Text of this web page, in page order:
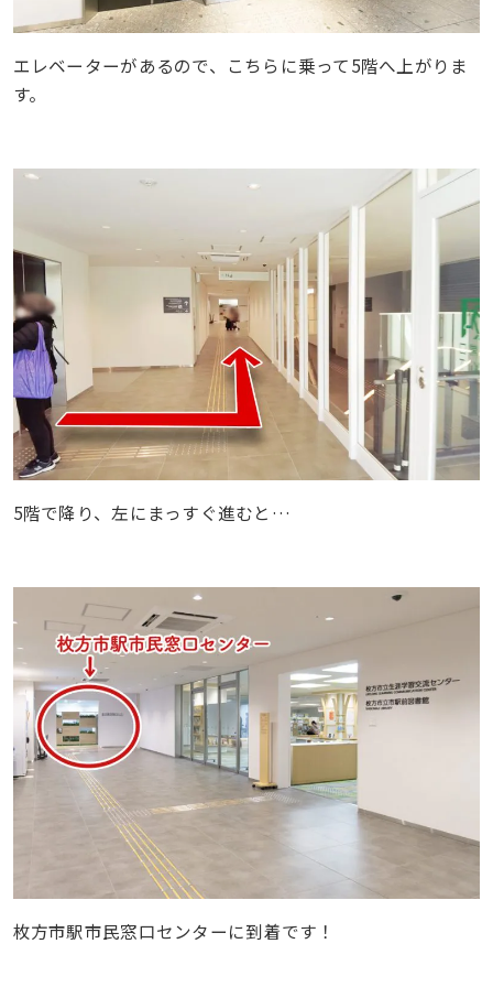
エレベーターがあるので、こちらに乗って5階へ上がりま
す。
5階で降り、左にまっすぐ進むと…
枚方市駅市民窓口センターに到着です！